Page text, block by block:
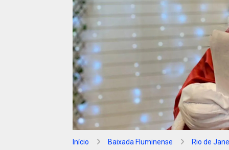
Início Baixada Fluminense Rio de